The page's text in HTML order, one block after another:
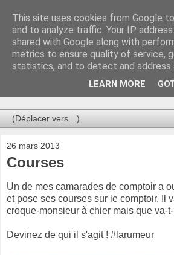
Au bistro !
La connerie étant le seul chemin
entrevoir une parcelle de vérité,
de communication efficaces. Le temps
26 mars 2013
Courses
Un de mes camarades de comptoir a
et pose ses courses sur le comptoir. Il
croque-monsieur à chier mais que va-
Devinez de qui il s'agit ! #larumeur
This site uses cookies from Google
and to analyze traffic. Your IP
shared with Google along with
metrics to ensure quality of service,
statistics, and to detect and address
LEARN MORE